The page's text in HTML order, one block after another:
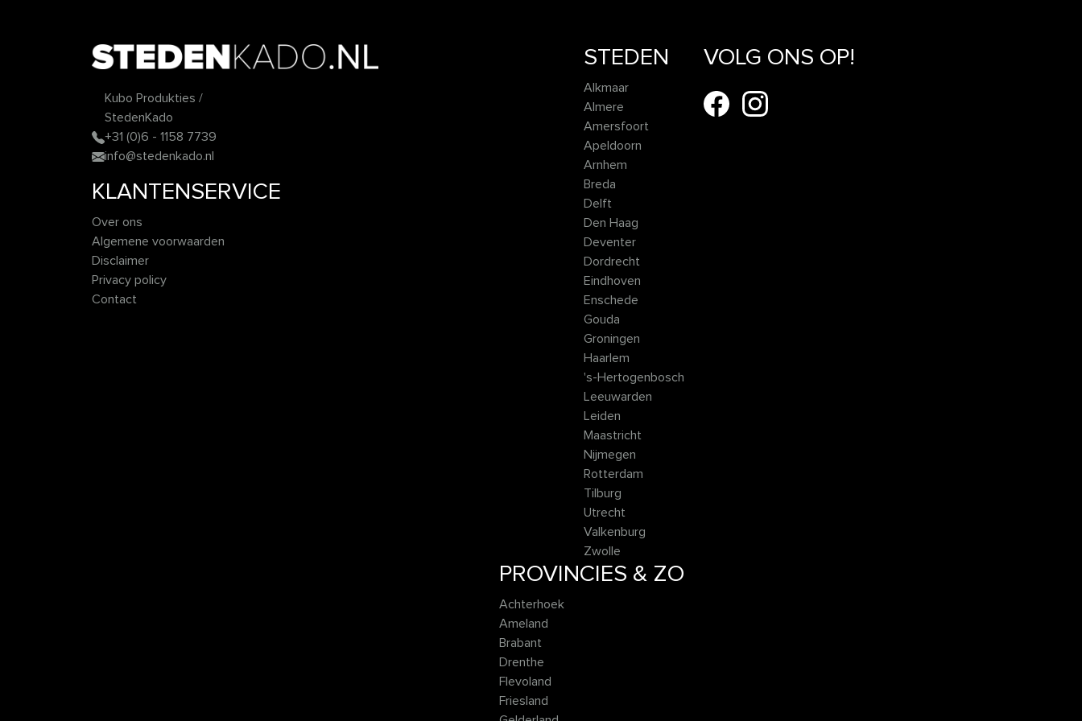
Kubo Produkties /
StedenKado
+31 (0)6 - 1158 7739
info@stedenkado.nl
KLANTENSERVICE
Over ons
Algemene voorwaarden
Disclaimer
Privacy policy
Contact
STEDEN
Alkmaar
Almere
Amersfoort
Apeldoorn
Arnhem
Breda
Delft
Den Haag
Deventer
Dordrecht
Eindhoven
Enschede
Gouda
Groningen
Haarlem
's-Hertogenbosch
Leeuwarden
Leiden
Maastricht
Nijmegen
Rotterdam
Tilburg
Utrecht
Valkenburg
Zwolle
PROVINCIES & ZO
Achterhoek
Ameland
Brabant
Drenthe
Flevoland
Friesland
VOLG ONS OP!